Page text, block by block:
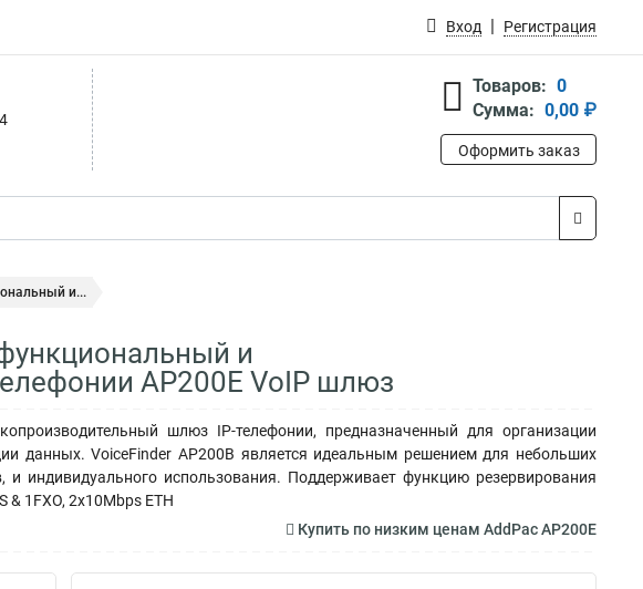
Вход Регистрация
Товаров: 0
Сумма: 0,00 ₽
Оформить заказ
и...
и
AP200E VoIP шлюз
шлюз IP-телефонии, предназначенный для организации
данных. VoiceFinder AP200B является идеальным решением для небольших
индивидуального использования. Поддерживает функцию резервирования
1FXO, 2x10Mbps ETH
Купить по низким ценам AddPac AP200E